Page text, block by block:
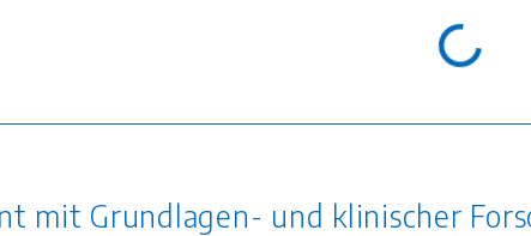
mit Grundlagen- und klinischer